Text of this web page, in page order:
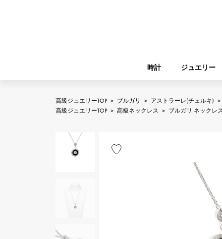
時計 ジュエリー
ROLEX
A.LANGE & SOHNE
YUKIZAKI ジュエリー
REGALIA
バーキン
高級ジュエリーTOP > ブルガリ > アストラーレ(チェルキ) >
高級ジュエリーTOP > 高級ネックレス > ブルガリ ネックレ